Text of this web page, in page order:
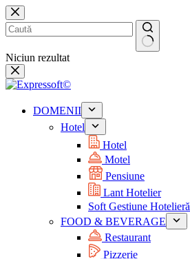
Niciun rezultat
DOMENII
Hotel
Hotel
Motel
Pensiune
Lant Hotelier
Soft Gestiune Hotelieră
FOOD & BEVERAGE
Restaurant
Pizzerie